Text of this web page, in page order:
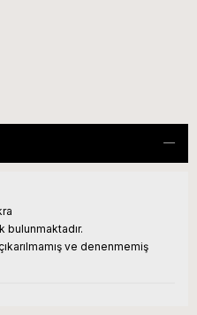
bulunmaktadır.
ve denenmemiş